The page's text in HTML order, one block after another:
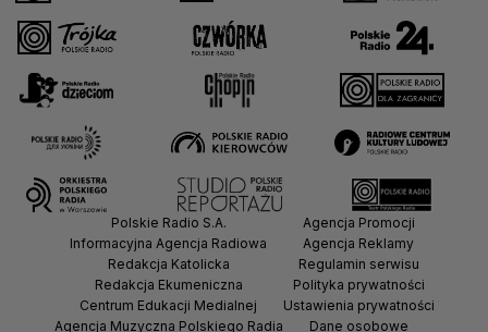
Polskie Radio S.A.
Informacyjna Agencja Radiowa
Redakcja Katolicka
Redakcja Ekumeniczna
Centrum Edukacji Medialnej
Agencja Muzyczna Polskiego Radia
Agencja Promocji
Agencja Reklamy
Regulamin serwisu
Polityka prywatności
Ustawienia prywatności
Dane osobowe